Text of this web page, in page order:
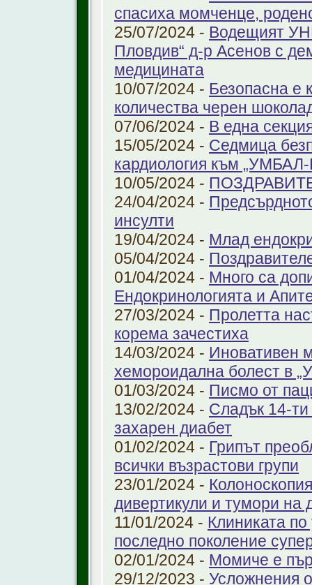
спасиха момченце,
25/07/2024 - Водещият
Пловдив“ д-р Асенов с
медицината
10/07/2024 - Безопасна е
количества черен
07/06/2024 - В една
15/05/2024 - Седмица
кардиология към
10/05/2024 -
24/04/2024 -
инсулти
19/04/2024 - Млад
05/04/2024 -
01/04/2024 - Много са
Ендокринологията и
27/03/2024 - Пролетта
корема зачестиха
14/03/2024 - Иновативен
хемороидална болест в
01/03/2024 - Писмо от
13/02/2024 - Сладък 14-
захарен диабет
01/02/2024 - Грипът
всички възрастови групи
23/01/2024 -
дивертикули и тумори на
11/01/2024 - Клиниката
последно поколение
02/01/2024 - Момиче е
29/12/2023 - Усложнения